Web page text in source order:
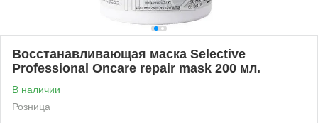
Восстанавливающая маска Selective
Professional Оncare repair mask 200 мл.
В наличии
Розница